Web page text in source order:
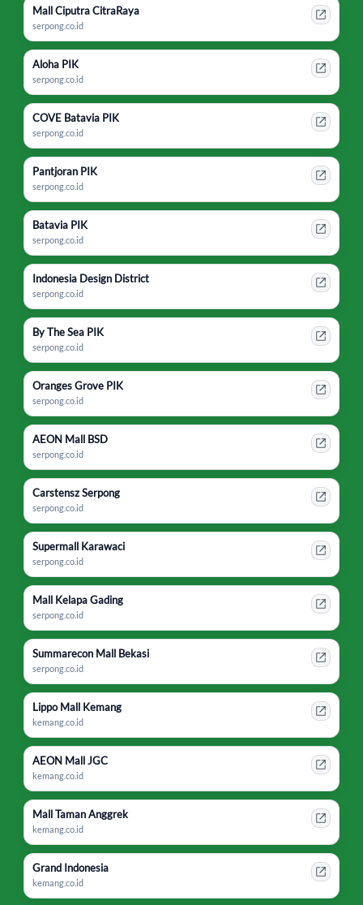
Mall Ciputra CitraRaya
serpong.co.id
Aloha PIK
serpong.co.id
COVE Batavia PIK
serpong.co.id
Pantjoran PIK
serpong.co.id
Batavia PIK
serpong.co.id
Indonesia Design District
serpong.co.id
By The Sea PIK
serpong.co.id
Oranges Grove PIK
serpong.co.id
AEON Mall BSD
serpong.co.id
Carstensz Serpong
serpong.co.id
Supermall Karawaci
serpong.co.id
Mall Kelapa Gading
serpong.co.id
Summarecon Mall Bekasi
serpong.co.id
Lippo Mall Kemang
kemang.co.id
AEON Mall JGC
kemang.co.id
Mall Taman Anggrek
kemang.co.id
Grand Indonesia
kemang.co.id